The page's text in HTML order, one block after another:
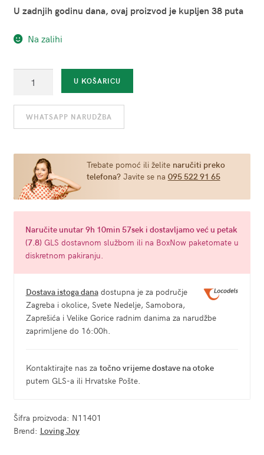
U zadnjih godinu dana, ovaj proizvod je kupljen 38 puta
Na zalihi
Bound
količina
U KOŠARICU
WHATSAPP NARUDŽBA
Trebate pomoć ili želite naručiti preko
telefona?Javite se na 095 522 91 65
Naručiteunutar 9h 10min 56seki dostavljamo već u petak
(7.8) GLS dostavnom službom ili na BoxNow paketomate u
diskretnom pakiranju.
Dostava istoga danadostupna je za područje
Zagreba i okolice, Svete Nedelje, Samobora,
Zaprešića i Velike Gorice radnim danima za narudžbe
zaprimljene do 16:00h.
Kontaktirajte nas za točno vrijeme dostave na otoke
putem GLS-a ili Hrvatske Pošte.
Šifra proizvoda: N11401
Brend: Loving Joy